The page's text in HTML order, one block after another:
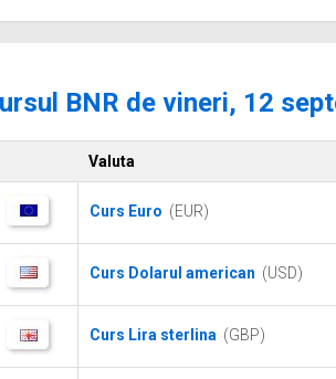
BNR de vineri, 12
Valuta
Curs Euro (EUR)
Curs Dolarul american (USD)
Curs Lira sterlina (GBP)